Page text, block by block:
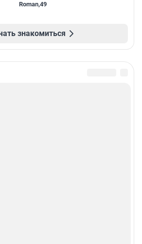
Roman,49
знакомиться